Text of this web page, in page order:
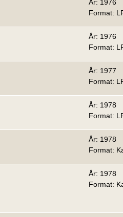
År: 1976
Format:
År: 1976
Format:
År: 1977
Format:
År: 1978
Format:
År: 1978
Format:
År: 1978
Format: